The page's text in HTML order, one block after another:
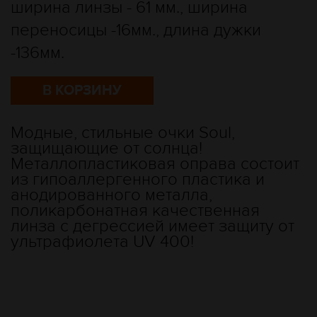
ширина линзы - 61 мм., ширина
переносицы -16мм., длина дужки
-136мм.
В КОРЗИНУ
Модные, стильные очки Soul,
защищающие от солнца!
Металлопластиковая оправа состоит
из гипоаллергенного пластика и
анодированного металла,
поликарбонатная качественная
линза с дегрессией имеет защиту от
ультрафиолета UV 400!